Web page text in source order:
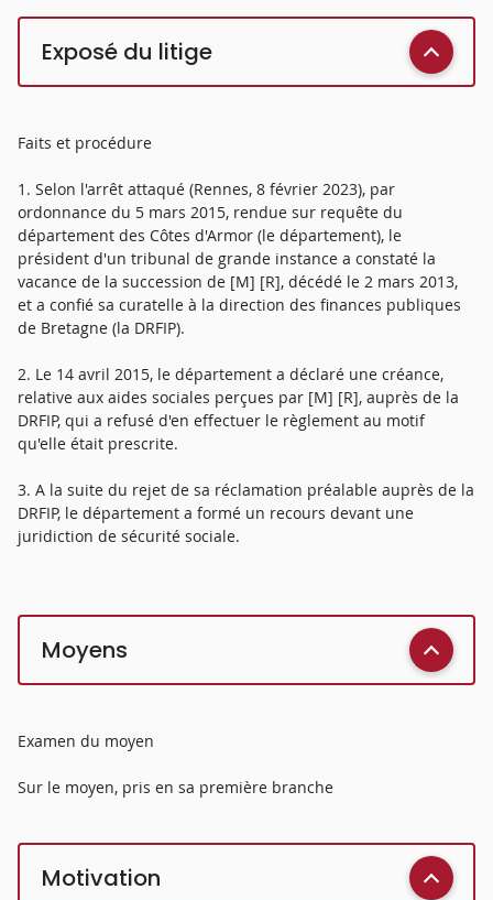
Exposé du litige
Faits et procédure
1. Selon l'arrêt attaqué (Rennes, 8 février 2023), par
ordonnance du 5 mars 2015, rendue sur requête du
département des Côtes d'Armor (le département), le
président d'un tribunal de grande instance a constaté la
vacance de la succession de [M] [R], décédé le 2 mars 2013,
et a confié sa curatelle à la direction des finances publiques
de Bretagne (la DRFIP).
2. Le 14 avril 2015, le département a déclaré une créance,
relative aux aides sociales perçues par [M] [R], auprès de la
DRFIP, qui a refusé d'en effectuer le règlement au motif
qu'elle était prescrite.
3. A la suite du rejet de sa réclamation préalable auprès de la
DRFIP, le département a formé un recours devant une
juridiction de sécurité sociale.
Moyens
Examen du moyen
Sur le moyen, pris en sa première branche
Motivation